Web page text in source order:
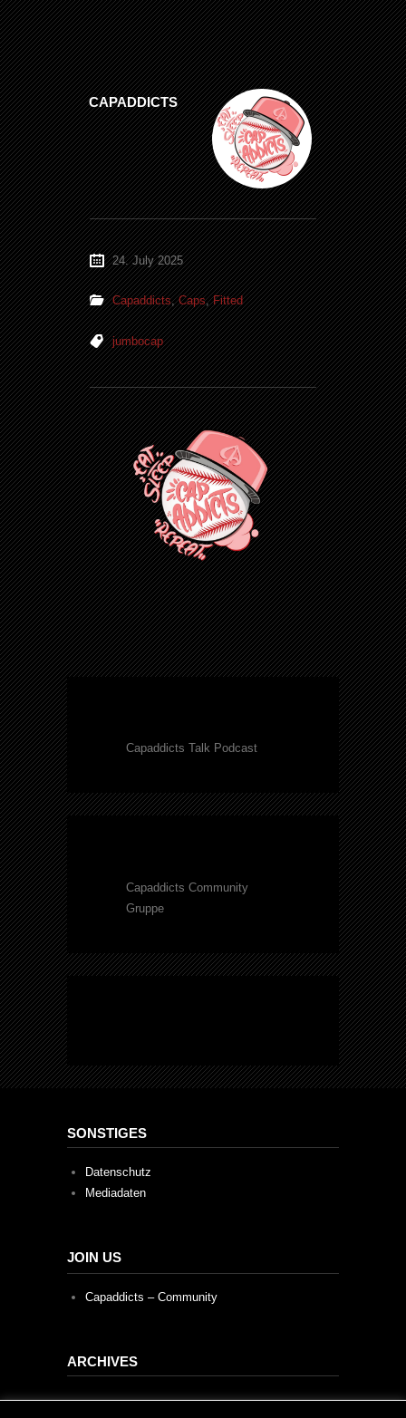
CAPADDICTS
24. July 2025
Capaddicts,Caps,Fitted
jumbocap
Capaddicts Talk Podcast
Capaddicts Community
Gruppe
SONSTIGES
Datenschutz
Mediadaten
JOIN US
Capaddicts – Community
ARCHIVES
Archives